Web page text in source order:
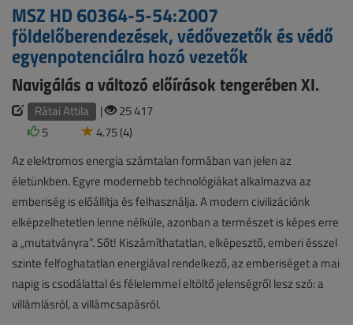
MSZ HD 60364-5-54:2007
földelőberendezések, védővezetők és védő
egyenpotenciálra hozó vezetők
Navigálás a változó előírások tengerében XI.
Rátai Attila |
25 417
5
4.75 (4)
Az elektromos energia számtalan formában van jelen az
életünkben. Egyre modernebb technológiákat alkalmazva az
emberiség is előállítja és felhasználja. A modern civilizációnk
elképzelhetetlen lenne nélküle, azonban a természet is képes erre
a „mutatványra”. Sőt! Kiszámíthatatlan, elképesztő, emberi ésszel
szinte felfoghatatlan energiával rendelkező, az emberiséget a mai
napig is csodálattal és félelemmel eltöltő jelenségről lesz szó: a
villámlásról, a villámcsapásról.